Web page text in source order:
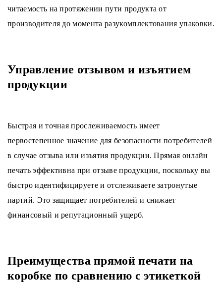
читаемость на протяжении пути продукта от
производителя до момента разукомплектования упаковки.
Управление отзывом и изъятием
продукции
Быстрая и точная прослеживаемость имеет
первостепенное значение для безопасности потребителей
в случае отзыва или изъятия продукции. Прямая онлайн
печать эффективна при отзыве продукции, поскольку вы
быстро идентифицируете и отслеживаете затронутые
партий. Это защищает потребителей и снижает
финансовый и репутационный ущерб.
Преимущества прямой печати на
коробке по сравнению с этикеткой